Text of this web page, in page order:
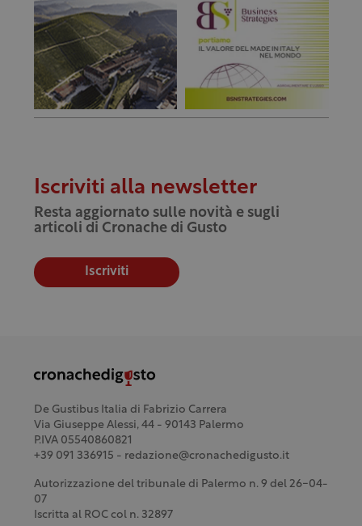
Iscriviti alla newsletter
Resta aggiornato sulle novità e sugli
articoli di Cronache di Gusto
Iscriviti
De Gustibus Italia di Fabrizio Carrera
Via Giuseppe Alessi, 44 - 90143 Palermo
P.IVA 05540860821
+39 091 336915 - redazione@cronachedigusto.it
Autorizzazione del tribunale di Palermo n. 9 del 26-04-
07
Iscritta al ROC col n. 32897